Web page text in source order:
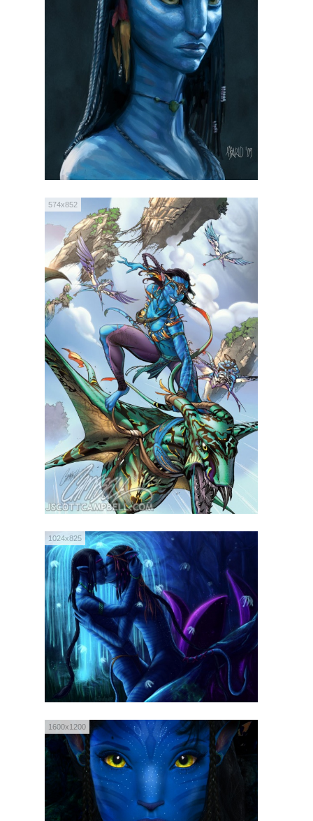
574x852
1024x825
1600x1200